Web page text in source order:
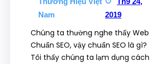
Nam
2019
Chúng ta thường nghe thấy Web
Chuẩn SEO, vậy chuẩn SEO là gì?
Tôi thấy chúng ta lạm dụng cách